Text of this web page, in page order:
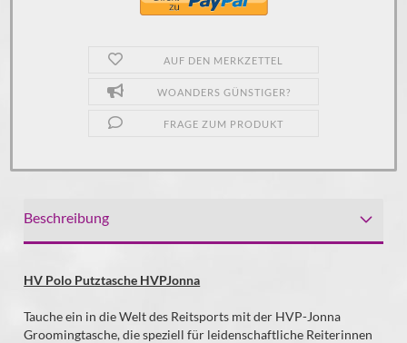
AUF DEN MERKZETTEL
WOANDERS GÜNSTIGER?
FRAGE ZUM PRODUKT
Beschreibung
HV Polo Putztasche HVPJonna
Tauche ein in die Welt des Reitsports mit der HVP-Jonna
Groomingtasche, die speziell für leidenschaftliche Reiterinnen